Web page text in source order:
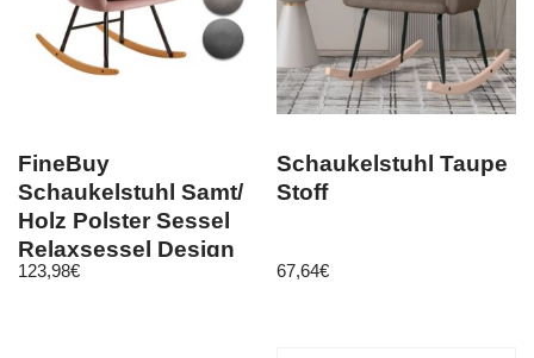
FineBuy
Schaukelstuhl Samt/
Holz Polster Sessel
Relaxsessel Design
Schaukelsessel
123,98€
Schaukelstuhl Taupe
Stoff
67,64€